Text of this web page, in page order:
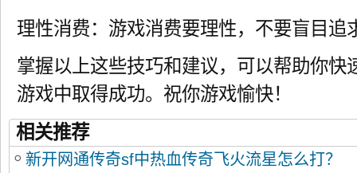
理性消费：游戏消费要理性，不要盲目追
掌握以上这些技巧和建议，可以帮助你快
游戏中取得成功。祝你游戏愉快！
相关推荐
新开网通传奇sf中热血传奇飞火流星怎么打？